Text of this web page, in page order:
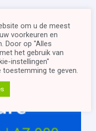
om u de meest
voorkeuren en
Door op "Alles
het gebruik van
instellingen"
te geven.